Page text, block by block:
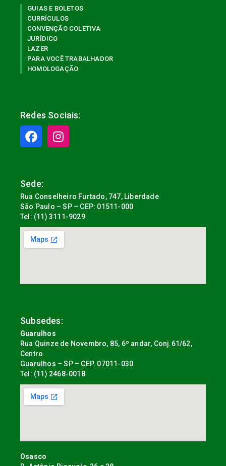
GUIAS E BOLETOS
CURRÍCULOS
CONVENÇÃO COLETIVA
JURÍDICO
LAZER
PARA VOCÊ TRABALHADOR
HOMOLOGAÇÃO
Redes Sociais:
Sede:
Rua Conselheiro Furtado, 747, Liberdade
São Paulo – SP – CEP: 01511-000
Tel: (11) 3111-9029
Subsedes:
Guarulhos
Rua Quinze de Novembro, 85, 6º andar, Conj.61/62,
Centro
Guarulhos – SP – CEP. 07011-030
Tel: (11) 2468-0018
Osasco